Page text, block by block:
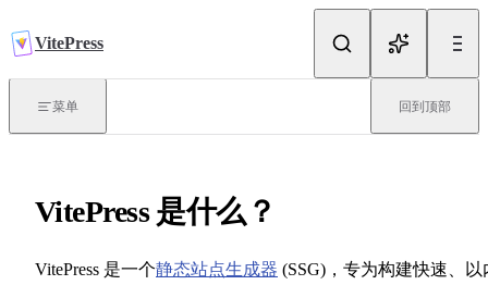
VitePress
菜单 回到顶部
快速开始
路由
VitePress 是什么？
VitePress 是一个静态站点生成器 (SSG)，专为构建快速、以